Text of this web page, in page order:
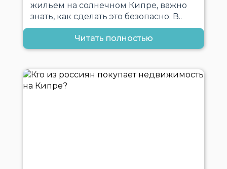
жильем на солнечном Кипре, важно
знать, как сделать это безопасно. В..
Читать полностью